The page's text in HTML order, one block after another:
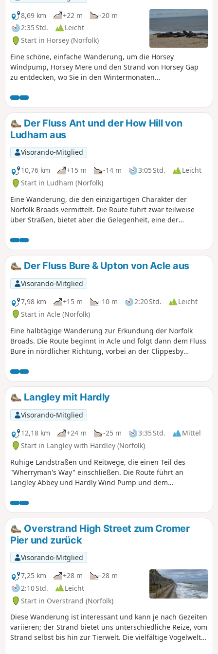
8,69 km
+22 m
-20 m
2:35 Std.
Leicht
Start in Horsey (Norfolk)
Eine schöne, einfache Wanderung, um die Horsey
Windpump, Horsey Mere und den Strand von Horsey Gap
zu entdecken, wo Sie in den Wintermonaten
Wanderung, die Sümpfe, Felder und Strand mit herrlichen
Ausblicken verbindet.
Der Fluss Ant und der How Hill von
Ludham aus
Visorando-Mitglied
10,76 km
+15 m -14 m 3:05 Std.
Leicht
Start in Ludham (Norfolk)
Eine Wanderung, die den einzigartigen Charakter der
Norfolk Broads vermittelt. Die Route führt zwar teilweise
über Straßen, bietet aber die Gelegenheit, eine der
Der Fluss Bure & Upton von Acle aus
Visorando-Mitglied
7,98 km
+15 m -10 m 2:20 Std.
Leicht
Start in Acle (Norfolk)
Eine halbtägige Wanderung zur Erkundung der Norfolk
Broads. Die Route beginnt in Acle und folgt dann dem Fluss
Bure in nördlicher Richtung, vorbei an der Clippesby
Felder zurück zum Ausgangspunkt und bietet die
Möglichkeit, die schöne Kirche mit Rundturm in Fishley zu
besuchen.
Langley mit Hardly
Visorando-Mitglied
12,18 km
+24 m -25 m 3:35 Std.
Mittel
Start in Langley with Hardley (Norfolk)
Ruhige Landstraßen und Reitwege, die einen Teil des
"Wherryman's Way" einschließen. Die Route führt an
Langley Abbey und Hardly Wind Pump und dem
Overstrand High Street zum Cromer
Pier und zurück
Visorando-Mitglied
7,25 km
+28 m
-28 m
2:10 Std.
Leicht
Start in Overstrand (Norfolk)
Diese Wanderung ist interessant und kann je nach Gezeiten
variieren; der Strand bietet uns unterschiedliche Reize, vom
Strand selbst bis hin zur Tierwelt. Die vielfältige Vogelwelt